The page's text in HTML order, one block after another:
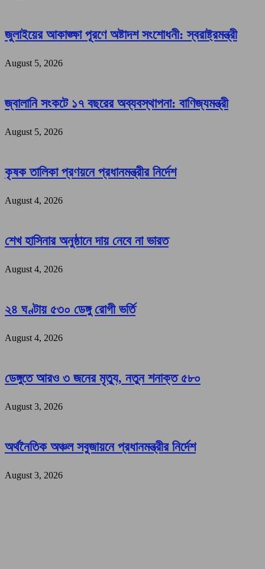
জুলাইয়ের আকাঙ্ক্ষা পূরণে অষ্টাদশ সংশোধনী: স্বরাষ্ট্রমন্ত্রী
August 5, 2026
জ্বালানি সংকটে ১৭ বছরের অব্যবস্থাপনা: বাণিজ্যমন্ত্রী
August 5, 2026
কৃষক তালিকা প্রণয়নে প্রধানমন্ত্রীর নির্দেশ
August 4, 2026
শেখ হাসিনার অনুষ্ঠানে দায় নেবে না ভারত
August 4, 2026
২৪ ঘণ্টায় ৫৩০ ডেঙ্গু রোগী ভর্তি
August 4, 2026
ডেঙ্গুতে আরও ৩ জনের মৃত্যু, নতুন শনাক্ত ৫৮০
August 3, 2026
অর্থনৈতিক অঞ্চল সবুজায়নে প্রধানমন্ত্রীর নির্দেশ
August 3, 2026